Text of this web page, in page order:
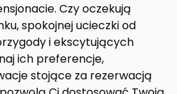
Czy oczekują
spokojnej ucieczki od
i ekscytujących
ich preferencje,
stojące za rezerwacją